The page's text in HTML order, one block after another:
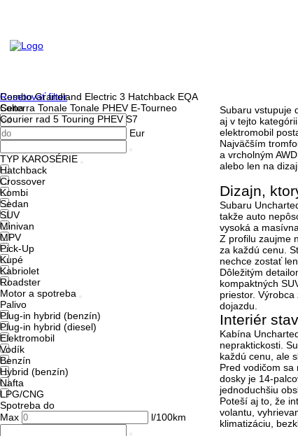
Resetovať filter
Cena
Eur
TYP KAROSÉRIE
Hatchback
Crossover
Kombi
Sedan
SUV
Minivan
MPV
Pick-Up
Kupé
Kabriolet
Roadster
Motor a spotreba
Palivo
Plug-in hybrid (benzín)
Plug-in hybrid (diesel)
Elektromobil
Vodík
Benzín
Hybrid (benzín)
Nafta
LPG/CNG
Spotreba do
Max
l/100km
Combo Grandland Electric 3 Hatchback EQA
Solterra Tonale Tonale PHEV E-Tourneo
Courier rad 5 Touring PHEV S7
Subaru vstupuje
aj v tejto
elektromobil
Najväčším
a vrcholným
alebo len na
Dizajn,
Subaru
takže auto
vysoká a
Z profilu zaujme
za každú cenu.
nechce zostať
Dôležitým
kompaktných
priestor.
dojazdu.
Interiér
Kabína
nepraktickosti.
každú cenu, ale
Pred vodičom sa
dosky je 14-
jednoduchšiu
Poteší aj to, že
volantu,
klimatizáciu,